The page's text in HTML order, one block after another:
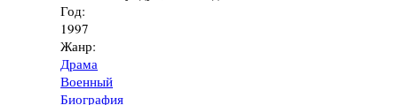
Год:
1997
Жанр:
Драма
Военный
Биография